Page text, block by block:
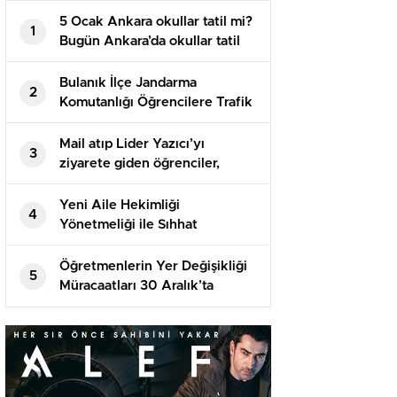
1
5 Ocak Ankara okullar tatil mi?
Bugün Ankara’da okullar tatil
edildi mi? Son dakika 5 Ocak
Ankara valilik açıklaması var
mı?
2
Bulanık İlçe Jandarma
Komutanlığı Öğrencilere Trafik
Eğitimi Verdi
3
Mail atıp Lider Yazıcı’yı
ziyarete giden öğrenciler,
görüşme sonunda istediklerini
aldı
4
Yeni Aile Hekimliği
Yönetmeliği ile Sıhhat
Hizmetlerinde Güzelleşme
Bekleniyor
5
Öğretmenlerin Yer Değişikliği
Müracaatları 30 Aralık’ta
Başlıyor